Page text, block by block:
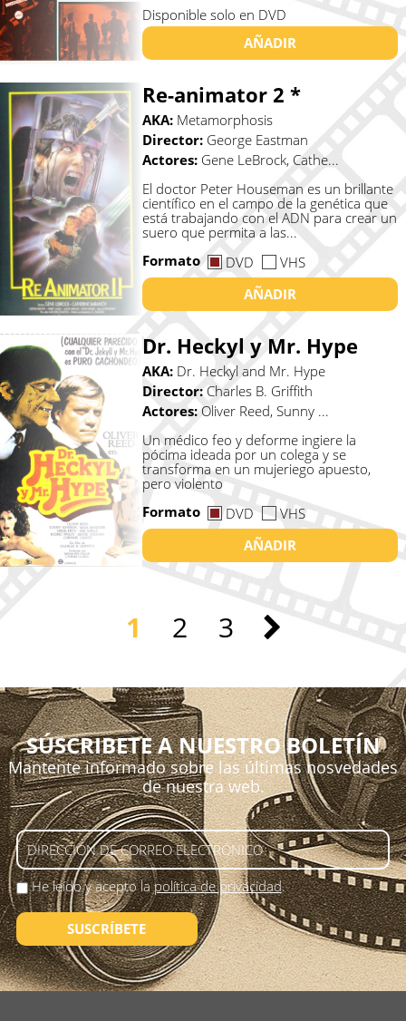
Disponible solo en DVD
AÑADIR
Re-animator 2 *
AKA: Metamorphosis
Director: George Eastman
Actores: Gene LeBrock, Cathe...
El doctor Peter Houseman es un brillante
científico en el campo de la genética que
está trabajando con el ADN para crear un
suero que permita a las...
Formato
DVD
VHS
AÑADIR
Dr. Heckyl y Mr. Hype
AKA: Dr. Heckyl and Mr. Hype
Director: Charles B. Griffith
Actores: Oliver Reed, Sunny ...
Un médico feo y deforme ingiere la
pócima ideada por un colega y se
transforma en un mujeriego apuesto,
pero violento
Formato
DVD
VHS
AÑADIR
1 2 3
SÚSCRIBETE A NUESTRO BOLETÍN
Mantente informado sobre las últimas nosvedades
de nuestra web.
He leído y acepto lapolítica de privacidad.
SUSCRÍBETE